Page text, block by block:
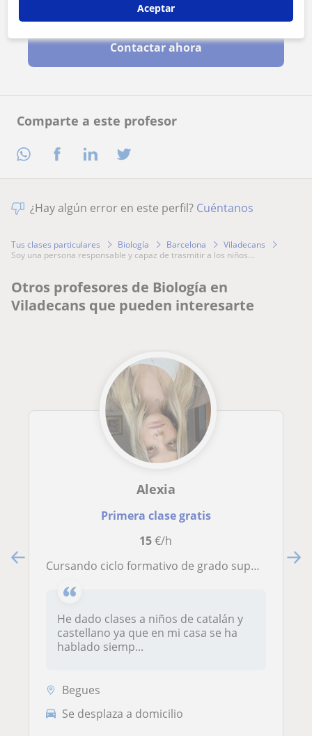
Comparte a este profesor
Al hacer clic, aceptas nuestroaviso legal
Contactar ahora
¿Hay algún error en este perfil? Cuéntanos
Tus clases particulares Biología Barcelona
Viladecans
soy una persona responsable y capaz de trasmitir a los niños...
Otros profesores de Biología en
Viladecans que pueden interesarte
Alexia
Primera clase gratis
15€/h
Cursando ciclo formativo de grado superior para entrar en medicina. He hecho bachillerato científico y daría clases a niños y jóvenes que necesito ayuda al igual que en algun momento la he necesito yo!
He dado clases a niños de catalán y
castellano ya que en mi casa se ha
hablado siemp...
Begues
Se desplaza a domicilio
Aceptar